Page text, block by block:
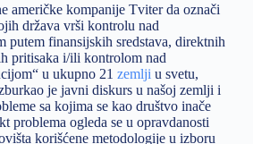
američke kompanije Tviter da označi
država vrši kontrolu nad
putem finansijskih sredstava, direktnih
pritisaka i/ili kontrolom nad
u ukupno 21 zemlji u svetu,
je javni diskurs u našoj zemlji i
sa kojima se kao društvo inače
problema ogleda se u opravdanosti
korišćene metodologije u izboru